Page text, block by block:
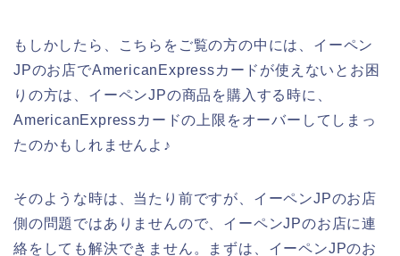
もしかしたら、こちらをご覧の方の中には、イーペン
JPのお店でAmericanExpressカードが使えないとお困
りの方は、イーペンJPの商品を購入する時に、
AmericanExpressカードの上限をオーバーしてしまっ
たのかもしれませんよ♪
そのような時は、当たり前ですが、イーペンJPのお店
側の問題ではありませんので、イーペンJPのお店に連
絡をしても解決できません。まずは、イーペンJPのお